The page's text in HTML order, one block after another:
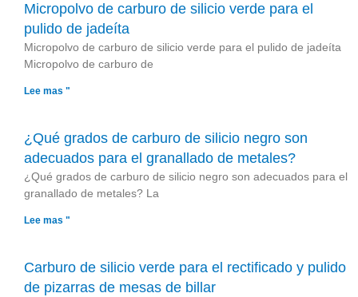
Micropolvo de carburo de silicio verde para el
pulido de jadeíta
Micropolvo de carburo de silicio verde para el pulido de jadeíta
Micropolvo de carburo de
Lee mas "
¿Qué grados de carburo de silicio negro son
adecuados para el granallado de metales?
¿Qué grados de carburo de silicio negro son adecuados para el
granallado de metales? La
Lee mas "
Carburo de silicio verde para el rectificado y pulido
de pizarras de mesas de billar